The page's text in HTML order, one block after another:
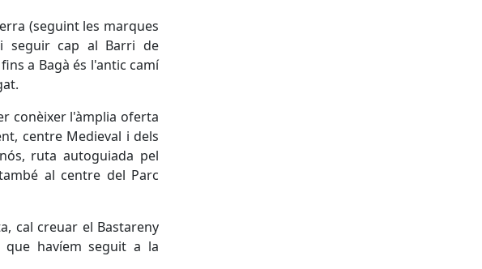
(seguint les marques
seguir cap al Barri de
a Bagà és l'antic camí
conèixer l'àmplia oferta
centre Medieval i dels
ruta autoguiada pel
al centre del Parc
cal creuar el Bastareny
havíem seguit a la